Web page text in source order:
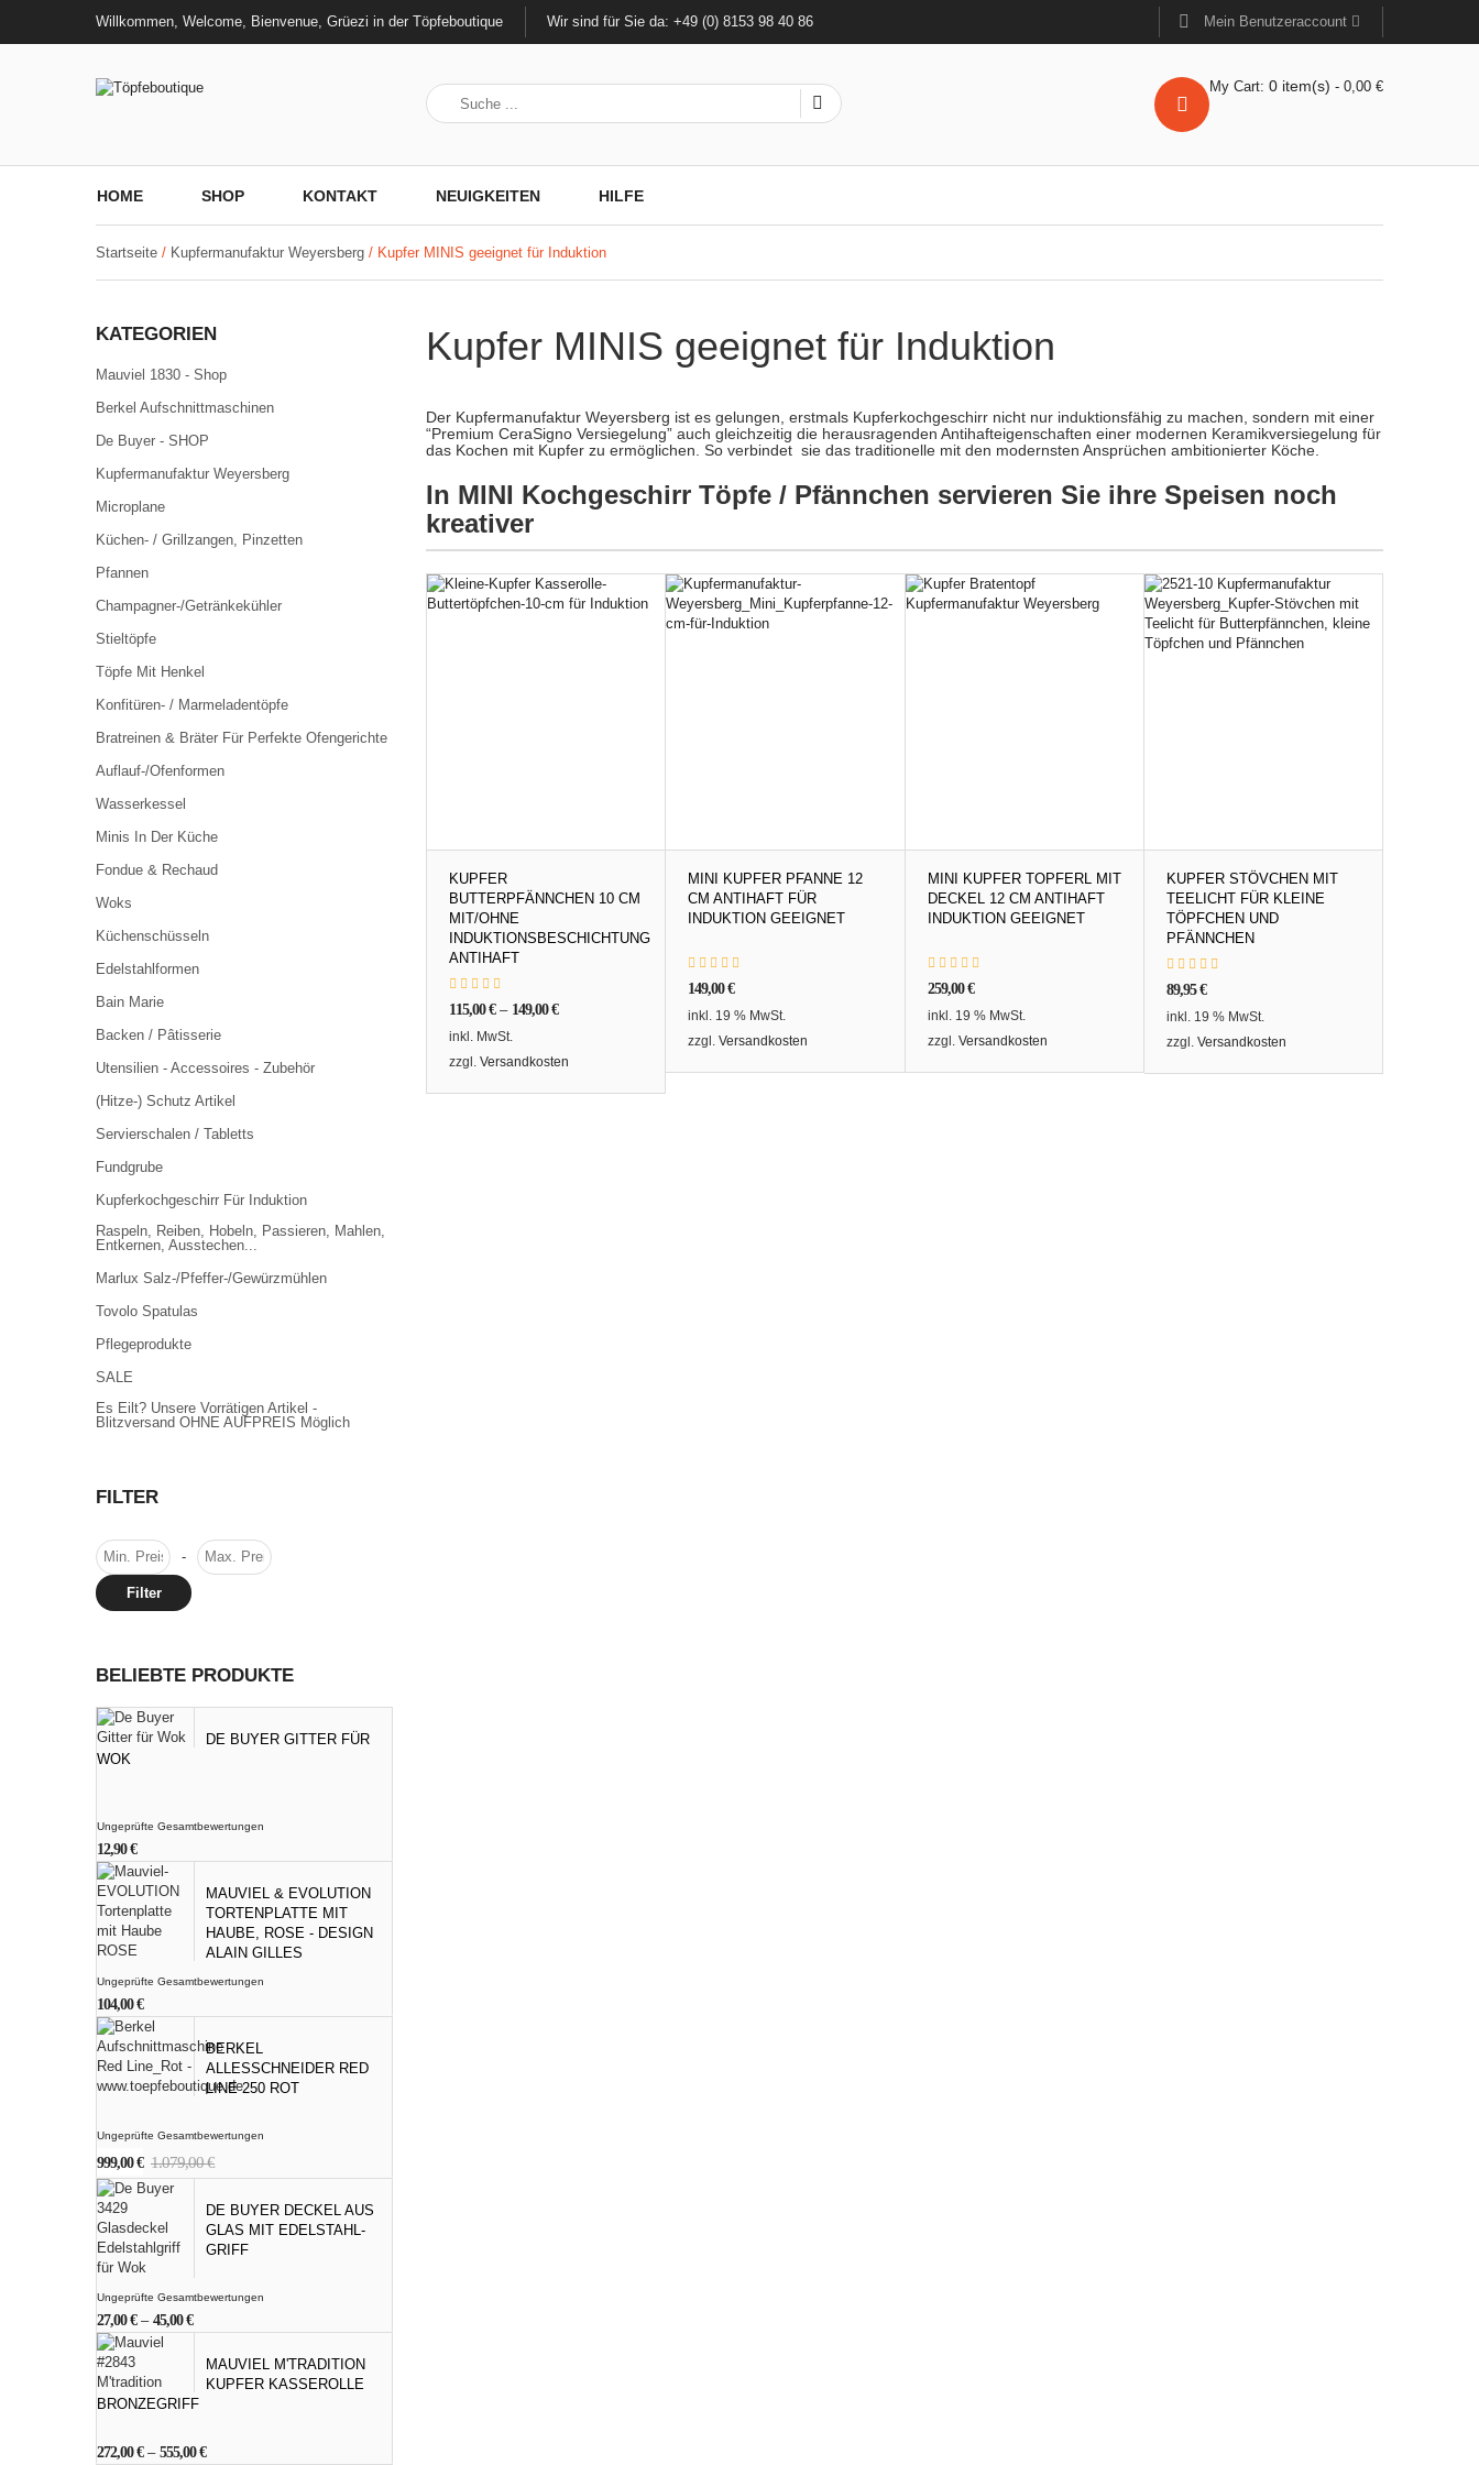
Willkommen, Welcome, Bienvenue, Grüezi in der Töpfeboutique Wir sind für Sie da: +49 (0) 8153 98 40 86 Mein Benutzeraccount
My Cart: 0 item(s) - 0,00 €
HOME SHOP KONTAKT NEUIGKEITEN HILFE
Startseite / Kupfermanufaktur Weyersberg / Kupfer MINIS geeignet für Induktion
Kupfer MINIS geeignet für Induktion
Der Kupfermanufaktur Weyersberg ist es gelungen, erstmals Kupferkochgeschirr nicht nur induktionsfähig zu machen, sondern mit einer
“Premium CeraSigno Versiegelung” auch gleichzeitig die herausragenden Antihafteigenschaften einer modernen Keramikversiegelung für
das Kochen mit Kupfer zu ermöglichen. So verbindet sie das traditionelle mit den modernsten Ansprüchen ambitionierter Köche.
In MINI Kochgeschirr Töpfe / Pfännchen servieren Sie ihre Speisen noch
kreativer
KUPFER
BUTTERPFÄNNCHEN 10 CM
MIT/OHNE
INDUKTIONSBESCHICHTUNG
ANTIHAFT
115,00€– 149,00€
inkl. MwSt.
zzgl. Versandkosten
MINI KUPFER PFANNE 12
CM ANTIHAFT FÜR
INDUKTION GEEIGNET
149,00€
inkl. 19 % MwSt.
zzgl.Versandkosten
MINI KUPFER TOPFERL MIT
DECKEL 12 CM ANTIHAFT
INDUKTION GEEIGNET
259,00€
inkl. 19 % MwSt.
zzgl. Versandkosten
KUPFER STÖVCHEN MIT
TEELICHT FÜR KLEINE
TÖPFCHEN UND
PFÄNNCHEN
89,95€
inkl. 19 % MwSt.
zzgl. Versandkosten
KATEGORIEN
Mauviel 1830 - Shop
Berkel Aufschnittmaschinen
De Buyer - SHOP
Kupfermanufaktur Weyersberg
Microplane
Küchen- / Grillzangen, Pinzetten
Pfannen
Champagner-/Getränkekühler
Stieltöpfe
Töpfe Mit Henkel
Konfitüren- / Marmeladentöpfe
Bratreinen & Bräter Für Perfekte Ofengerichte
Auflauf-/Ofenformen
Wasserkessel
Minis In Der Küche
Fondue & Rechaud
Woks
Küchenschüsseln
Edelstahlformen
Bain Marie
Backen / Pâtisserie
Utensilien - Accessoires - Zubehör
(Hitze-) Schutz Artikel
Servierschalen / Tabletts
Fundgrube
Kupferkochgeschirr Für Induktion
Raspeln, Reiben, Hobeln, Passieren, Mahlen,
Entkernen, Ausstechen...
Marlux Salz-/Pfeffer-/Gewürzmühlen
Tovolo Spatulas
Pflegeprodukte
SALE
Es Eilt? Unsere Vorrätigen Artikel -
Blitzversand OHNE AUFPREIS Möglich
FILTER
-
Filter
BELIEBTE PRODUKTE
DE BUYER GITTER FÜR
WOK
Ungeprüfte Gesamtbewertungen
12,90€
MAUVIEL & EVOLUTION
TORTENPLATTE MIT
HAUBE, ROSE - DESIGN
ALAIN GILLES
Ungeprüfte Gesamtbewertungen
104,00€
BERKEL
ALLESSCHNEIDER RED
LINE 250 ROT
Ungeprüfte Gesamtbewertungen
1.079,00€Ursprünglicher
Preis
1.079,00 €
999,00€
Aktueller
Preis
999,00 €.
DE BUYER DECKEL AUS
GLAS MIT EDELSTAHL-
GRIFF
Ungeprüfte Gesamtbewertungen
27,00€– 45,00€
MAUVIEL M'TRADITION
KUPFER KASSEROLLE
BRONZEGRIFF
272,00€– 555,00€